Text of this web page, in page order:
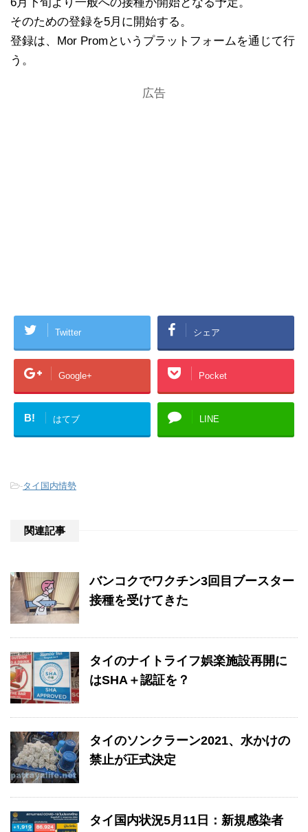
そのための登録を5月に開始する。
登録は、Mor Promというプラットフォームを通じて行
う。
広告
Twitter シェア
Google+ Pocket
B! はてブ LINE
-タイ国内情勢
関連記事
バンコクでワクチン3回目ブースター
接種を受けてきた
タイのナイトライフ娯楽施設再開に
はSHA＋認証を？
タイのソンクラーン2021、水かけの
禁止が正式決定
タイ国内状況5月11日：新規感染者